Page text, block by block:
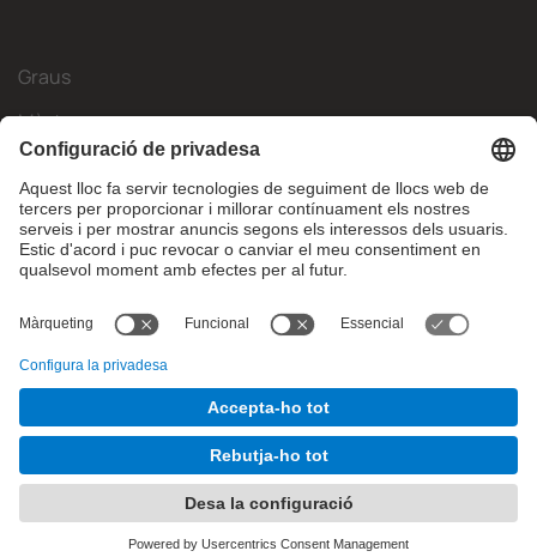
Graus
Màsters
Mobilitat Internacional
Recerca
Empresa
Què necessites?
© Facultat d'Informàtica de Barcelona - Universitat Politècnica
de Catalunya - BarcelonaTech
Avís legal Configuració de privadesa